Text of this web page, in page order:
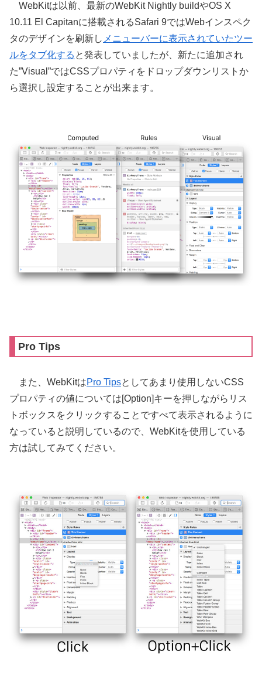
WebKitは以前、最新のWebKit Nightly buildやOS X
10.11 El Capitanに搭載されるSafari 9ではWebインスペク
タのデザインを刷新し メニューバーに表示されていたツー
ルをタブ化する と発表していましたが、新たに追加され
た”Visual”ではCSSプロパティをドロップダウンリストか
ら選択し設定することが出来ます。
Pro Tips
また、WebKitはPro Tipsとしてあまり使用しないCSS
プロパティの値については[Option]キーを押しながらリス
トボックスをクリックすることですべて表示されるように
なっていると説明しているので、WebKitを使用している
方は試してみてください。